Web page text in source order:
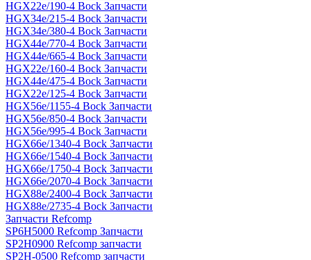
HGX22e/190-4 Bock Запчасти
HGX34e/215-4 Bock Запчасти
HGX34e/380-4 Bock Запчасти
HGX44e/770-4 Bock Запчасти
HGX44e/665-4 Bock Запчасти
HGX22e/160-4 Bock Запчасти
HGX44e/475-4 Bock Запчасти
HGX22e/125-4 Bock Запчасти
HGX56e/1155-4 Bock Запчасти
HGX56e/850-4 Bock Запчасти
HGX56e/995-4 Bock Запчасти
HGX66e/1340-4 Bock Запчасти
HGX66e/1540-4 Bock Запчасти
HGX66e/1750-4 Bock Запчасти
HGX66e/2070-4 Bock Запчасти
HGX88e/2400-4 Bock Запчасти
HGX88e/2735-4 Bock Запчасти
Запчасти Refcomp
SP6H5000 Refcomp Запчасти
SP2H0900 Refcomp запчасти
SP2H-0500 Refcomp запчасти